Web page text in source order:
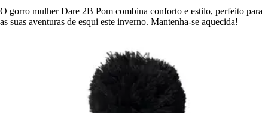
O gorro mulher Dare 2B Pom combina conforto e estilo, perfeito para
as suas aventuras de esqui este inverno. Mantenha-se aquecida!